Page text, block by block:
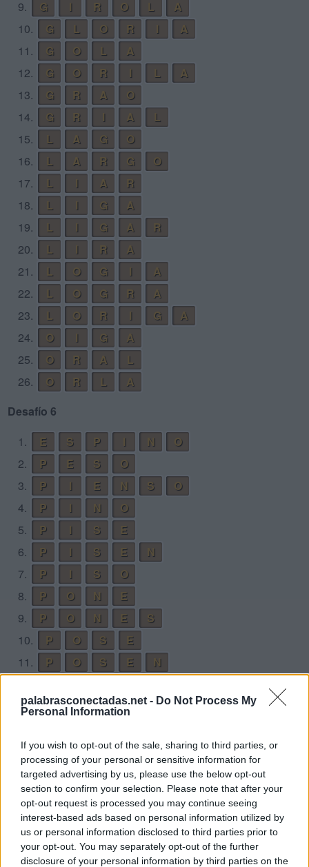
palabrasconectadas.net - Do Not Process My
Personal Information
If you wish to opt-out of the sale, sharing to third parties, or
processing of your personal or sensitive information for
targeted advertising by us, please use the below opt-out
section to confirm your selection. Please note that after your
opt-out request is processed you may continue seeing
interest-based ads based on personal information utilized by
us or personal information disclosed to third parties prior to
your opt-out. You may separately opt-out of the further
disclosure of your personal information by third parties on the
9. G R O L
A
10.
G L O R
A
11.
G O L
A
12.
G O R L
A
13.
G R A
O
14.
G R A
L
15.
L A G
O
16.
L A R G
O
17.
L A
R
18.
L G
A
19.
L G A
R
20.
L R
A
21.
L O G
A
22.
L O G R
A
23.
L O R G
A
24.
O G
A
25.
O R A
L
26.
O R L
A
Desafío 6
1.
E S P N
O
2.
P E S
O
3.
P E N S
O
4.
P N
O
5.
P S
E
6.
P S E
N
7.
P S
O
8.
P O N
E
9.
P O N E
S
10.
P O S
E
11.
P O S E
N
13.
S I E
N
Desafío 7
1.
A C O R T
A
2. A C O R T A
R
3. A C O T A
R
4. A C T
A